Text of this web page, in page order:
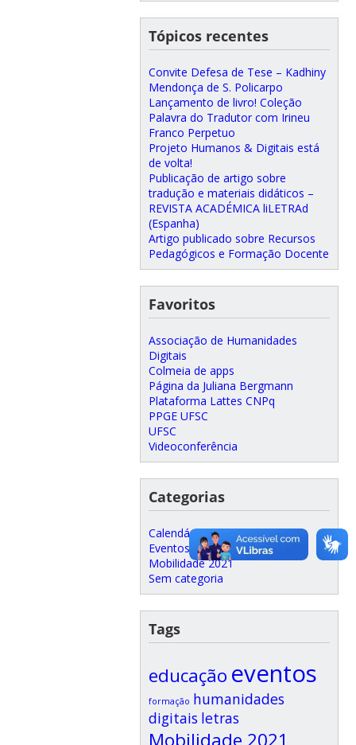
Tópicos recentes
Convite Defesa de Tese – Kadhiny
Mendonça de S. Policarpo
Lançamento de livro! Coleção
Palavra do Tradutor com Irineu
Franco Perpetuo
Projeto Humanos & Digitais está
de volta!
Publicação de artigo sobre
tradução e materiais didáticos –
REVISTA ACADÉMICA liLETRAd
(Espanha)
Artigo publicado sobre Recursos
Pedagógicos e Formação Docente
Favoritos
Associação de Humanidades
Digitais
Colmeia de apps
Página da Juliana Bergmann
Plataforma Lattes CNPq
PPGE UFSC
UFSC
Videoconferência
Categorias
Calendário de Reuniões
Eventos
Mobilidade 2021
Sem categoria
Tags
educação eventos
formação humanidades
digitais letras
Mobilidade 2021